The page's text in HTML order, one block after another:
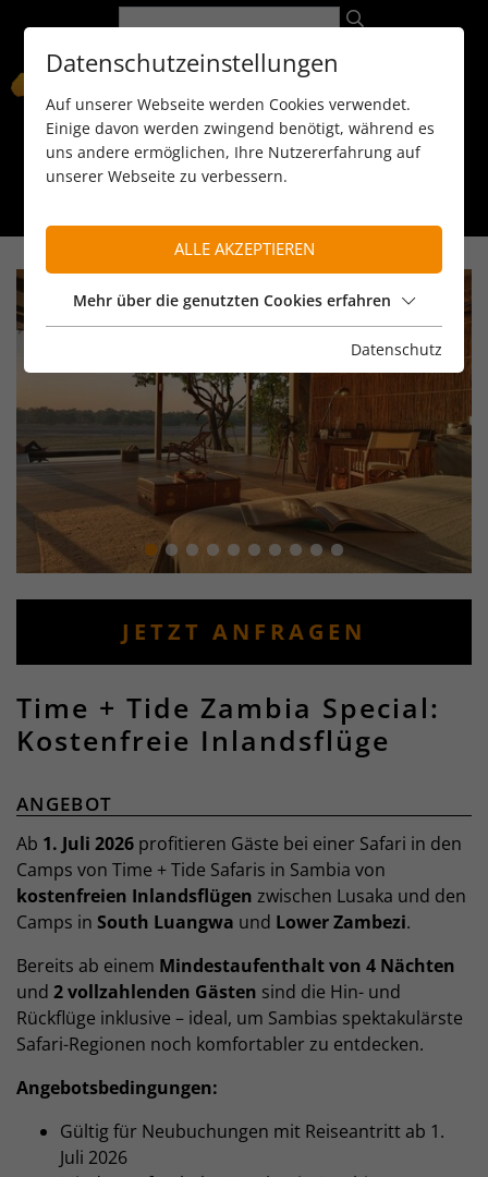
089 / 8 11 90 15
JETZT ANFRAGEN
Time + Tide Zambia Special:
Kostenfreie Inlandsflüge
ANGEBOT
Ab 1. Juli 2026 profitieren Gäste bei einer Safari in den
Camps von Time + Tide Safaris in Sambia von
kostenfreien Inlandsflügen zwischen Lusaka und den
Camps in South Luangwa und Lower Zambezi.
Bereits ab einem Mindestaufenthalt von 4 Nächten
und 2 vollzahlenden Gästen sind die Hin- und
Rückflüge inklusive – ideal, um Sambias spektakulärste
Safari-Regionen noch komfortabler zu entdecken.
Angebotsbedingungen:
Gültig für Neubuchungen mit Reiseantritt ab 1.
Juli 2026
Datenschutzeinstellungen
Auf unserer Webseite werden Cookies verwendet.
Einige davon werden zwingend benötigt, während es
uns andere ermöglichen, Ihre Nutzererfahrung auf
unserer Webseite zu verbessern.
ALLE AKZEPTIEREN
Mehr über die genutzten Cookies erfahren
Datenschutz